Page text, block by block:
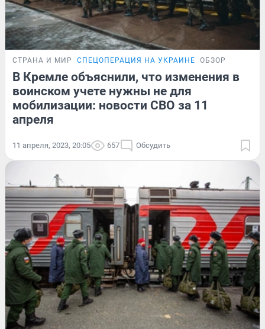
СТРАНА И МИР СПЕЦОПЕРАЦИЯ НА УКРАИНЕ ОБЗОР
В Кремле объяснили, что изменения в
воинском учете нужны не для
мобилизации: новости СВО за 11
апреля
11 апреля, 2023, 20:05 657 Обсудить